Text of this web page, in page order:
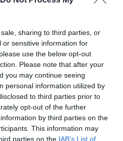
sharing to third parties, or
or sensitive information for
use the below opt-out
Please note that after your
you may continue seeing
personal information utilized by
to third parties prior to
opt-out of the further
by third parties on the
This information may
parties on the IAB’s List of
es un trabajo
SANCHISTA
sanchista. Hazte
de La Mareta:
criminal”